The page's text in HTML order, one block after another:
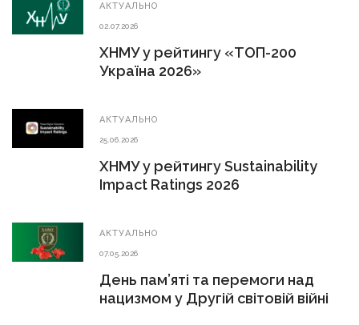
АКТУАЛЬНО
02.07.2026
ХНМУ у рейтингу «ТОП-200
Україна 2026»
АКТУАЛЬНО
25.06.2026
ХНМУ у рейтингу Sustainability
Impact Ratings 2026
АКТУАЛЬНО
07.05.2026
День пам’яті та перемоги над
нацизмом у Другій світовій війні